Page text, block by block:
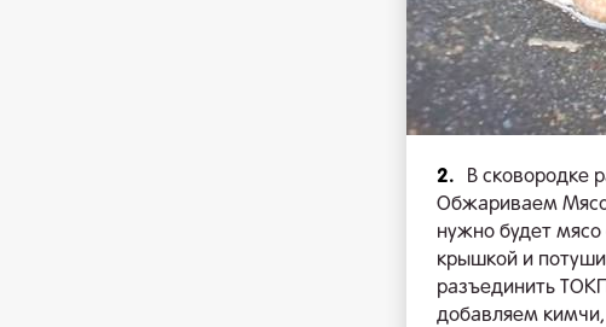
2.
В сковородке
Обжариваем Мясо
нужно будет
крышкой и
разъединить
добавляем